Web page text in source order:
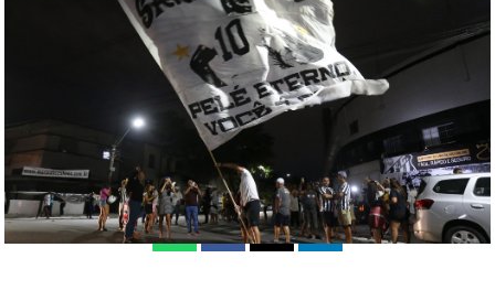
Iris Sánchez
Publicado: 30 de diciembre de 2022, 08:48
WhatsappFacebook
X Linkedin